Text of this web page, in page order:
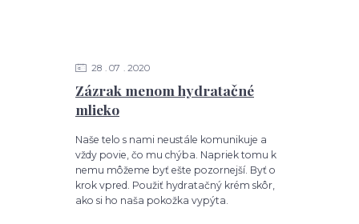
Zázrak menom hydratačné
mlieko
28 07 2020
Naše telo s nami neustále komunikuje a
vždy povie, čo mu chýba. Napriek tomu k
nemu môžeme byť ešte pozornejší. Byť o
krok vpred. Použiť hydratačný krém skôr,
ako si ho naša pokožka vypýta.